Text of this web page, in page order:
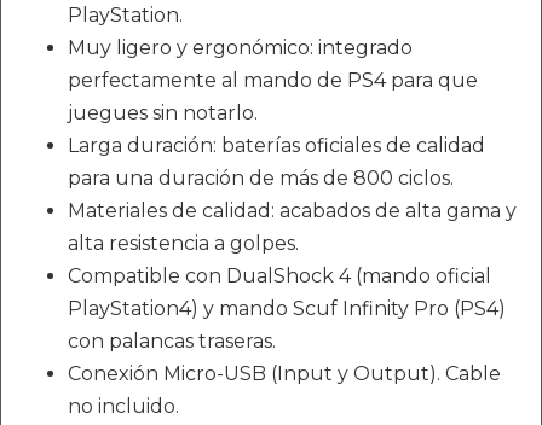
PlayStation.
Muy ligero y ergonómico: integrado
perfectamente al mando de PS4 para que
juegues sin notarlo.
Larga duración: baterías oficiales de calidad
para una duración de más de 800 ciclos.
Materiales de calidad: acabados de alta gama y
alta resistencia a golpes.
Compatible con DualShock 4 (mando oficial
PlayStation4) y mando Scuf Infinity Pro (PS4)
con palancas traseras.
Conexión Micro-USB (Input y Output). Cable
no incluido.